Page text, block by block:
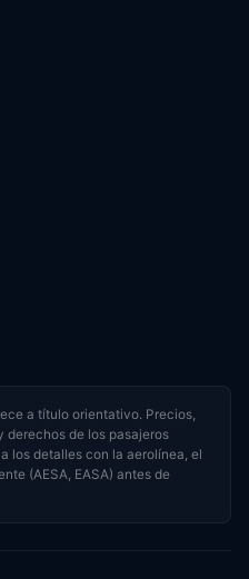
a título orientativo. Precios,
derechos de los pasajeros
los detalles con la aerolínea, el
(AESA, EASA) antes de